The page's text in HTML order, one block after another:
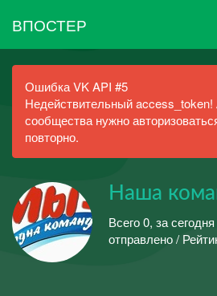
ВПОСТЕР
Ошибка VK API #5
Недействительный
сообщества нужно
повторно.
Наша
Всего 0, за
отправлено /